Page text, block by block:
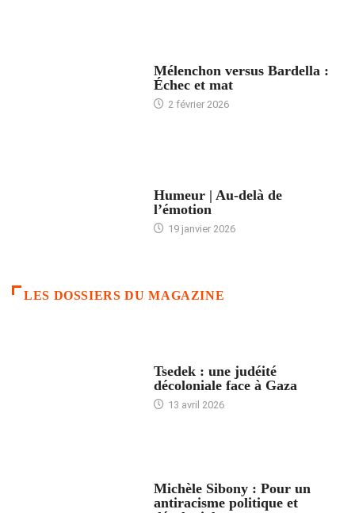
Mélenchon versus Bardella :
Échec et mat
2 février 2026
Humeur | Au-delà de
l’émotion
19 janvier 2026
LES DOSSIERS DU MAGAZINE
Tsedek : une judéité
décoloniale face à Gaza
13 avril 2026
Michèle Sibony : Pour un
antiracisme politique et